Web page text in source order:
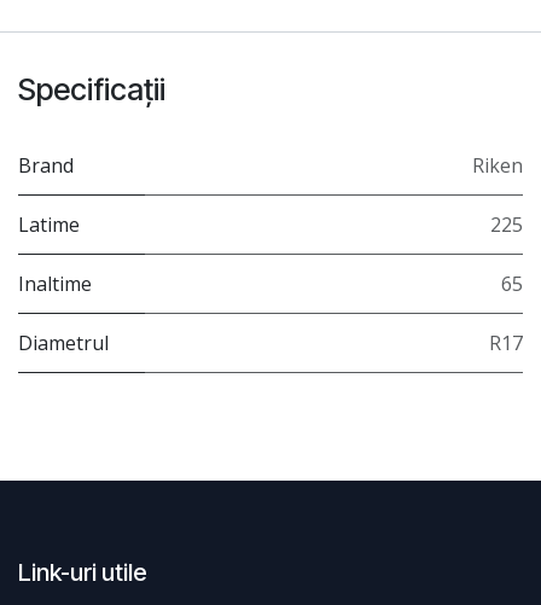
Specificații
Brand Riken
Latime 225
Inaltime 65
Diametrul R17
Link-uri utile